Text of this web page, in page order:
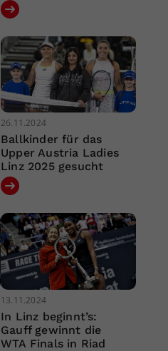
26.11.2024
Ballkinder für das
Upper Austria Ladies
Linz 2025 gesucht
13.11.2024
In Linz beginnt’s:
Gauff gewinnt die
WTA Finals in Riad